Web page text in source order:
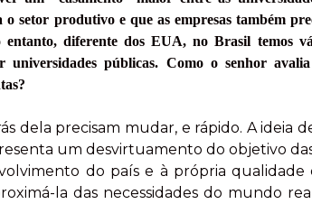
setor produtivo e que as empresas também
diferente dos EUA, no Brasil temos
universidades públicas. Como o senhor
dela precisam mudar, e rápido. A ideia
um desvirtuamento do objetivo
do país e à própria qualidade
la das necessidades do mundo